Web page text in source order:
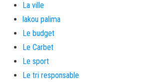
La ville
lakou palima
Le budget
Le Carbet
Le sport
Le tri responsable